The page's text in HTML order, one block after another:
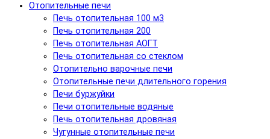
Отопительные печи
Печь отопительная 100 м3
Печь отопительная 200
Печь отопительная АОГТ
Печь отопительная со стеклом
Отопительно варочные печи
Отопительные печи длительного горения
Печи буржуйки
Печи отопительные водяные
Печь отопительная дровяная
Чугунные отопительные печи